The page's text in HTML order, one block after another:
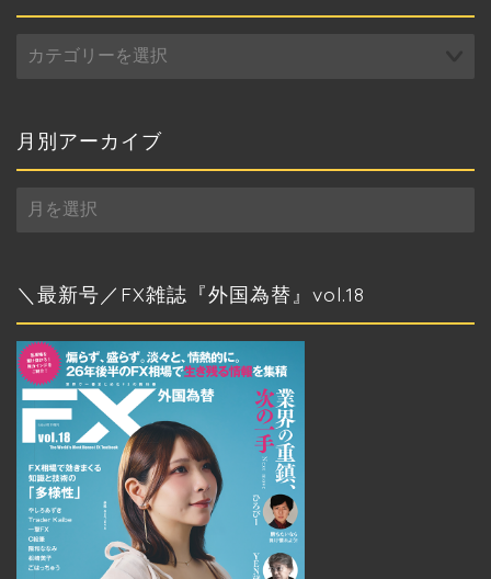
テ
ー
月別アーカイブ
別
カ
＼最新号／FX雑誌『外国為替』vol.18
トップページ